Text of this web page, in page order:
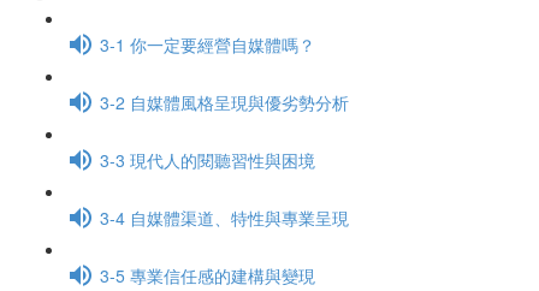
3-1 你一定要經營自媒體嗎？
3-2 自媒體風格呈現與優劣勢分析
3-3 現代人的閱聽習性與困境
3-4 自媒體渠道、特性與專業呈現
3-5 專業信任感的建構與變現